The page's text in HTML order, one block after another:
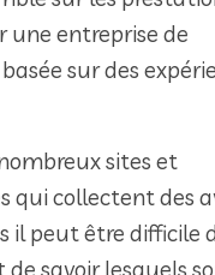
une entreprise de
sur des
sites et
qui collectent des
il peut être difficile
de savoir lesquels